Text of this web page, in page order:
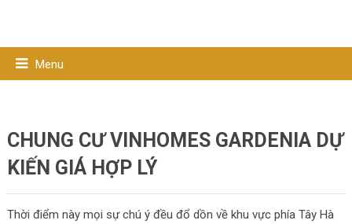
Menu
CHUNG CƯ VINHOMES GARDENIA DỰ
KIẾN GIÁ HỢP LÝ
Thời điểm này mọi sự chú ý đều đổ dồn về khu vực phía Tây Hà